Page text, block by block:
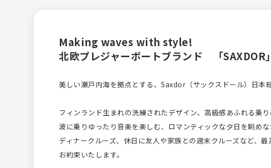
Making waves with style!
北欧プレジャーボートブランド 「SAXDOR
美しい瀬戸内海を拠点とする、Saxdor（サックスドール）日
フィンランド生まれの洗練されたデザイン、高級感あふれる乗り
波に乗りゆったり音楽を楽しむ、ロマンティックな夕日を眺め
ディナークルーズ、休日に友人や家族との週末クルーズなど、最
お約束いたします。